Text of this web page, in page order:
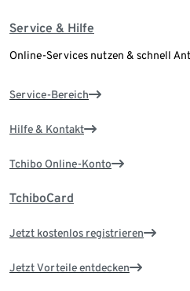
Service & Hilfe
Online-Services nutzen & schnell
Service-Bereich
Hilfe & Kontakt
Tchibo Online-Konto
TchiboCard
Jetzt kostenlos registrieren
Jetzt Vorteile entdecken